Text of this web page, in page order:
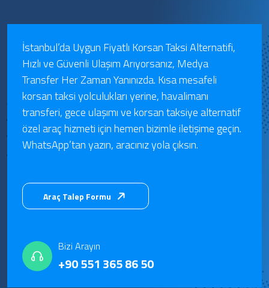
İstanbul’da Uygun Fiyatlı Korsan Taksi Alternatifi,
Hızlı ve Güvenli Ulaşım Arıyorsanız, Medya
Transfer Her Zaman Yanınızda. Kısa mesafeli
korsan taksi yolculukları yerine, havalimanı
transferi, gece ulaşımı ve korsan taksiye alternatif
özel araç hizmeti için hemen bizimle iletişime geçin.
WhatsApp’tan yazın, aracınız yola çıksın.
Araç Talep Formu
Bizi Arayın
+90 551 365 86 50